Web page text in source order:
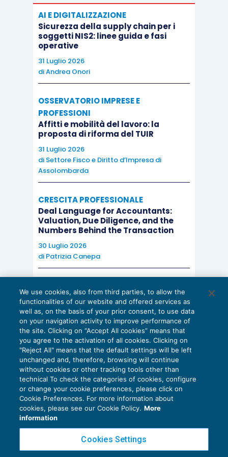
l’obbligo di sottoporne a tassazione il
relativo ammontare, con applicazione, ai
sensi dell’articolo 25 del D.P.R. 29
settembre 1973, n. 600, della ritenuta
fiscale, cui la societ
in una controversia avente per oggetto la
rinuncia eseguita dai soci al credito per
gli interessi maturati a fronte di un
finanziamento in precedenza concesso a
beneficio della società, la Suprema Corte
oggetto di causa da parte dei soci sia
espressione della volontà di
patrimonializzare la società e che, pertanto,
non possa essere equiparata alla remissione
di un debito da parte di un soggetto
termini, la rinuncia presuppone il
conseguimento del credito il cui importo,
anche se non materialmente incassato, viene
comunque “utilizzato”, sia pure con atto di
disposizione avente natura di rinuncia.
Altrimenti operando, si permetterebbe alla
società di beneficiare di accantonamenti
fiscalmente dedotti nel corso dei singoli
periodi di imposta che non scontano alcuna
imposizionefiscale, nonostante producano
l’effetto ultimo di incrementare il costo della
AI E DIGITALIZZAZIONE
Sicurezza della supply chain per i
soggetti NIS2: linee guida e fasi
operative
31 Luglio 2026
diAndrea Onori
OSSERVATORIO IMPRESE E
PROFESSIONI
Affitti e mobilità del lavoro: la
proposta di riforma del TUIR
31 Luglio 2026
di Settore Fisco e Diritto d’Impresa di
Assolombarda
CRESCITA PROFESSIONALE
Deal Language for Accountants:
Valuation, Due Diligence, and the
Numbers Behind the Transaction
30 Luglio 2026
di Patrizia Canepa
EU AI Act e studi professionali: le
scadenze concrete
27 Luglio 2026
di Diego BarberieStefano Dovier
Privacy Policy
Cookie Policy
We use cookies, also from third parties, to allow the
functionalities of our website and offered services as
well as, on the basis of your prior consent, to use data
on your navigation activity to improve performance of
the site. Clicking on “Accept All cookies” means that
you agree to the activation of all cookies. Clicking on
"Reject All" means that the default settings will be left
unchanged and, therefore, browsing will continue
without cookies or other tracking tools other than
technical To check the categories of cookies, configure
or change your cookie preferences, please click on
Cookie Preferences. For more information about
cookies, please see our Cookie Policy. More
information
Cookies Settings